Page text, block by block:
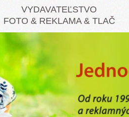
VYDAVATEĽSTVO
FOTO & REKLAMA & TLAČ